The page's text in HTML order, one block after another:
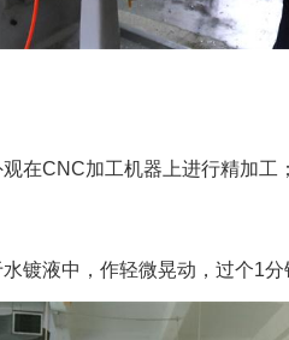
CNC加工机器上进行精加工；
液中，作轻微晃动，过个1分